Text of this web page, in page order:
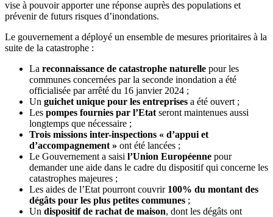
vise à pouvoir apporter une réponse auprès des populations et
prévenir de futurs risques d’inondations.
Le gouvernement a déployé un ensemble de mesures prioritaires à la
suite de la catastrophe :
La reconnaissance de catastrophe naturelle pour les
communes concernées par la seconde inondation a été
officialisée par arrêté du 16 janvier 2024 ;
Un guichet unique pour les entreprises a été ouvert ;
Les pompes fournies par l’Etat seront maintenues aussi
longtemps que nécessaire ;
Trois missions inter-inspections « d’appui et
d’accompagnement » ont été lancées ;
Le Gouvernement a saisi l’Union Européenne pour
demander une aide dans le cadre du dispositif qui concerne les
catastrophes majeures ;
Les aides de l’Etat pourront couvrir 100% du montant des
dégâts pour les plus petites communes ;
Un dispositif de rachat de maison, dont les dégâts ont